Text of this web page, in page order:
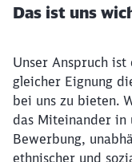
Das ist uns
Unser Anspruch
gleicher Eignung
bei uns zu bieten.
das Miteinander in
Bewerbung,
ethnischer und